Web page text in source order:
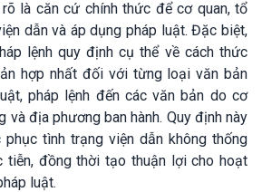
là căn cứ chính thức để cơ quan, tổ
dẫn và áp dụng pháp luật. Đặc biệt,
lệnh quy định cụ thể về cách thức
hợp nhất đối với từng loại văn bản
pháp lệnh đến các văn bản do cơ
và địa phương ban hành. Quy định này
phục tình trạng viện dẫn không thống
tiễn, đồng thời tạo thuận lợi cho hoạt
luật.